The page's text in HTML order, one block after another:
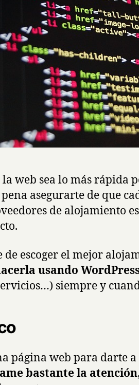
web sea lo más rápida
asegurarte de que
de alojamiento
escoger el mejor
usando
siempre y
página web para darte
bastante la